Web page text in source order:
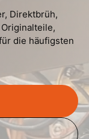
Direktbrüh,
die häufigsten